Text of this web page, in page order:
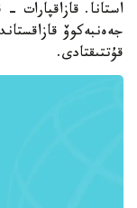
استانا. قازاقپارات
جەەنبەكوۆ
قۇتتىقتادى.